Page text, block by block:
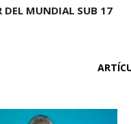
DEL MUNDIAL SUB 17